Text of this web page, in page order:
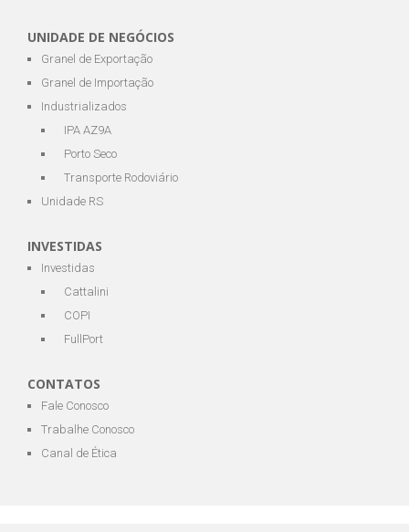
UNIDADE DE NEGÓCIOS
Granel de Exportação
Granel de Importação
Industrializados
IPA AZ9A
Porto Seco
Transporte Rodoviário
Unidade RS
INVESTIDAS
Investidas
Cattalini
COPI
FullPort
CONTATOS
Fale Conosco
Trabalhe Conosco
Canal de Ética